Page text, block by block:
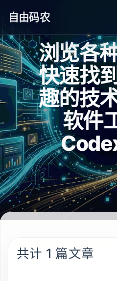
自由码农
浏览各
快速找
趣的技
软件
_
共计 1 篇文章